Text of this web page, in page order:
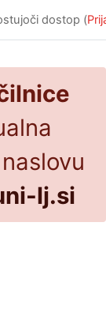
lj.si
dostop (